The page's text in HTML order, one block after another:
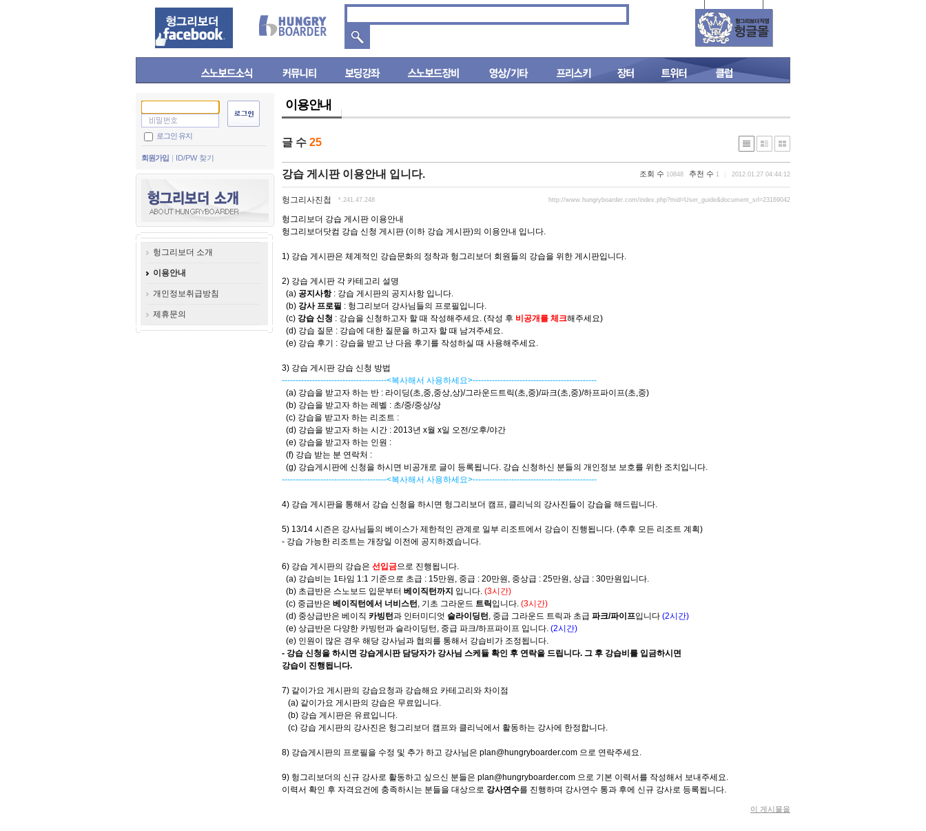
로그인 유지
회원가입 ID/PW 찾기
헝그리보더 소개
이용안내
개인정보취급방침
제휴문의
이용안내
글 수 25
강습 게시판 이용안내 입니다. 조회 수 10848 추천 수 1 2012.01.27 04:44:12
헝그리사진첩 *.241.47.248 http://www.hungryboarder.com/index.php?mid=User_guide&document_srl=23169042
헝그리보더 강습 게시판 이용안내
헝그리보더닷컴 강습 신청 게시판 (이하 강습 게시판)의 이용안내 입니다.
1) 강습 게시판은 체계적인 강습문화의 정착과 헝그리보더 회원들의 강습을 위한 게시판입니다.
2) 강습 게시판 각 카테고리 설명
(a) 공지사항: 강습 게시판의 공지사항 입니다.
(b) 강사 프로필 : 헝그리보더 강사님들의 프로필입니다.
(c) 강습 신청 : 강습을 신청하고자 할 때 작성해주세요. (작성 후 비공개를 체크해주세요)
(d) 강습 질문 : 강습에 대한 질문을 하고자 할 때 남겨주세요.
(e) 강습 후기 : 강습을 받고 난 다음 후기를 작성하실 때 사용해주세요.
3) 강습 게시판 강습 신청 방법
--------------------------------------<복사해서 사용하세요>---------------------------------------------
(a) 강습을 받고자 하는 반 : 라이딩(초,중,중상,상)/그라운드트릭(초,중)/파크(초,중)/하프파이프(초,중)
(b) 강습을 받고자 하는 레벨 : 초/중/중상/상
(c) 강습을 받고자 하는 리조트 :
(d) 강습을 받고자 하는 시간 : 2013년 x월 x일 오전/오후/야간
(e) 강습을 받고자 하는 인원 :
(f) 강습 받는 분 연락처 :
(g) 강습게시판에 신청을 하시면 비공개로 글이 등록됩니다. 강습 신청하신 분들의 개인정보 보호를 위한 조치입니다.
--------------------------------------<복사해서 사용하세요>---------------------------------------------
4) 강습 게시판을 통해서 강습 신청을 하시면 헝그리보더 캠프, 클리닉의 강사진들이 강습을 해드립니다.
5) 13/14 시즌은 강사님들의 베이스가 제한적인 관계로 일부 리조트에서 강습이 진행됩니다. (추후 모든 리조트 계획)
- 강습 가능한 리조트는 개장일 이전에 공지하겠습니다.
6) 강습 게시판의 강습은 선입금으로 진행됩니다.
(a) 강습비는 1타임 1:1 기준으로 초급 : 15만원, 중급 : 20만원, 중상급 : 25만원, 상급 : 30만원입니다.
(b) 초급반은 스노보드 입문부터 베이직턴까지 입니다. (3시간)
(c) 중급반은 베이직턴에서 너비스턴, 기초 그라운드 트릭 입니다. (3시간)
(d) 중상급반은 베이직 카빙턴과 인터미디엇 슬라이딩턴, 중급 그라운드 트릭과 초급 파크/파이프입니다 (2시간)
(e) 상급반은 다양한 카빙턴과 슬라이딩턴, 중급 파크/하프파이프 입니다. (2시간)
(e) 인원이 많은 경우 해당 강사님과 협의를 통해서 강습비가 조정됩니다.
- 강습 신청을 하시면 강습게시판 담당자가 강사님 스케듈 확인 후 연락을 드립니다. 그 후 강습비를 입금하시면
강습이 진행됩니다.
7) 같이가요 게시판의 강습요청과 강습해요 카테고리와 차이점
(a) 같이가요 게시판의 강습은 무료입니다.
(b) 강습 게시판은 유료입니다.
(c) 강습 게시판의 강사진은 헝그리보더 캠프와 클리닉에서 활동하는 강사에 한정합니다.
8) 강습게시판의 프로필을 수정 및 추가 하고 강사님은 plan@hungryboarder.com 으로 연락주세요.
9) 헝그리보더의 신규 강사로 활동하고 싶으신 분들은 plan@hungryboarder.com 으로 기본 이력서를 작성해서 보내주세요.
이력서 확인 후 자격요건에 충족하시는 분들을 대상으로 강사연수를 진행하며 강사연수 통과 후에 신규 강사로 등록됩니다.
이 게시물을